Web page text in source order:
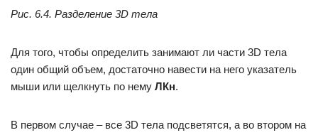
Рис. 6.4. Разделение 3D тела
Для того, чтобы определить занимают ли части 3D тела
один общий объем, достаточно навести на него указатель
мыши или щелкнуть по нему ЛКн.
В первом случае – все 3D тела подсветятся, а во втором на